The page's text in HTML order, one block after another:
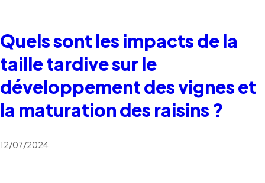
Quels sont les impacts de la
taille tardive sur le
développement des vignes et
la maturation des raisins ?
12/07/2024